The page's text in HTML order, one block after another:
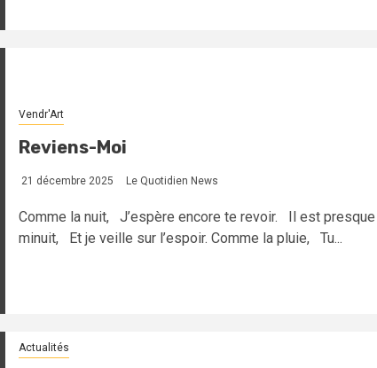
Vendr'Art
Reviens-Moi
21 décembre 2025 Le Quotidien News
Comme la nuit, J’espère encore te revoir. Il est presque
minuit, Et je veille sur l’espoir. Comme la pluie, Tu...
Actualités